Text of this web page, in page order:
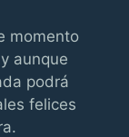
momento
aunque
podrá
felices